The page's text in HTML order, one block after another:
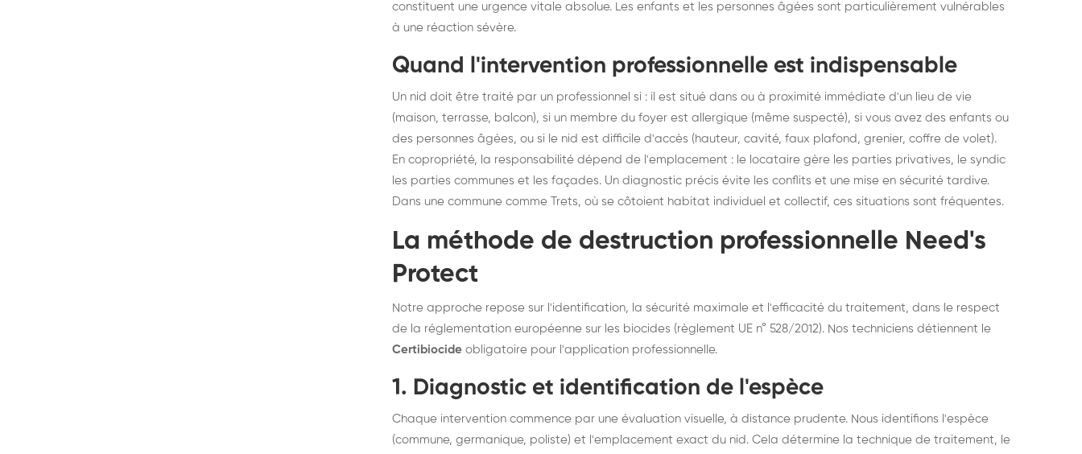
constituent une urgence vitale absolue. Les enfants et les personnes âgées sont particulièrement vulnérables
à une réaction sévère.
Quand l'intervention professionnelle est indispensable
Un nid doit être traité par un professionnel si : il est situé dans ou à proximité immédiate d'un lieu de vie
(maison, terrasse, balcon), si un membre du foyer est allergique (même suspecté), si vous avez des enfants ou
des personnes âgées, ou si le nid est difficile d'accès (hauteur, cavité, faux plafond, grenier, coffre de volet).
En copropriété, la responsabilité dépend de l'emplacement : le locataire gère les parties privatives, le syndic
les parties communes et les façades. Un diagnostic précis évite les conflits et une mise en sécurité tardive.
Dans une commune comme Trets, où se côtoient habitat individuel et collectif, ces situations sont fréquentes.
La méthode de destruction professionnelle Need's
Protect
Notre approche repose sur l'identification, la sécurité maximale et l'efficacité du traitement, dans le respect
de la réglementation européenne sur les biocides (règlement UE n° 528/2012). Nos techniciens détiennent le
Certibiocide obligatoire pour l'application professionnelle.
1. Diagnostic et identification de l'espèce
Chaque intervention commence par une évaluation visuelle, à distance prudente. Nous identifions l'espèce
(commune, germanique, poliste) et l'emplacement exact du nid. Cela détermine la technique de traitement, le